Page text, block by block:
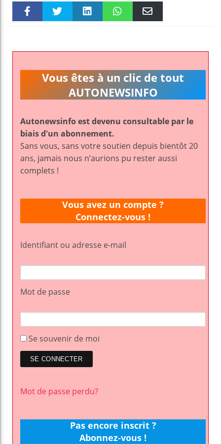
k pt
Vous êtes à un clic de tout
AUTONEWSINFO
Autonewsinfo est devenu consultable par le
biais d'un abonnement.
Sans vous, sans votre soutien depuis bientôt 20
ans, jamais nous n’aurions pu rester aussi
complets !
Vous avez un compte ?
Connectez-vous !
Identifiant ou adresse e-mail
Mot de passe
Se souvenir de moi
Mot de passe perdu?
Pas encore inscrit ?
Abonnez-vous !